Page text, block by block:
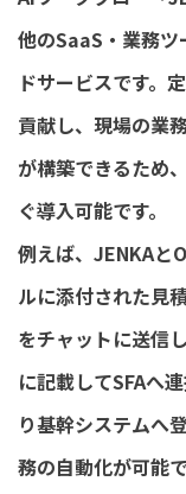
他のSaaS・業務
ドサービスです。
貢献し、現場の業
が構築できるため
ぐ導入可能です。
例えば、JENKAと
ルに添付された見
をチャットに送信
に記載してSFAへ
り基幹システムへ
務の自動化が可能